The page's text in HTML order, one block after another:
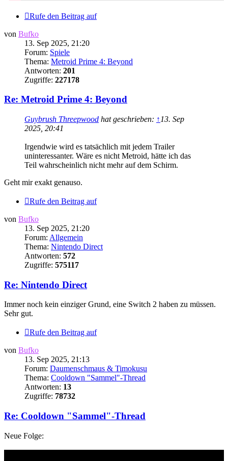
Rufe den Beitrag auf
von Bufko
13. Sep 2025, 21:20
Forum: Spiele
Thema: Metroid Prime 4: Beyond
Antworten: 201
Zugriffe: 227178
Re: Metroid Prime 4: Beyond
Guybrush Threepwood hat geschrieben: ↑ 13. Sep
2025, 20:41
Irgendwie wird es tatsächlich mit jedem Trailer
uninteressanter. Wäre es nicht Metroid, hätte ich das
Teil wahrscheinlich nicht mehr auf dem Schirm.
Geht mir exakt genauso.
Rufe den Beitrag auf
von Bufko
13. Sep 2025, 21:20
Forum: Allgemein
Thema: Nintendo Direct
Antworten: 572
Zugriffe: 575117
Re: Nintendo Direct
Immer noch kein einziger Grund, eine Switch 2 haben zu müssen.
Sehr gut.
Rufe den Beitrag auf
von Bufko
13. Sep 2025, 21:13
Forum: Daumenschmaus & Timokusu
Thema: Cooldown "Sammel"-Thread
Antworten: 13
Zugriffe: 78732
Re: Cooldown "Sammel"-Thread
Neue Folge: